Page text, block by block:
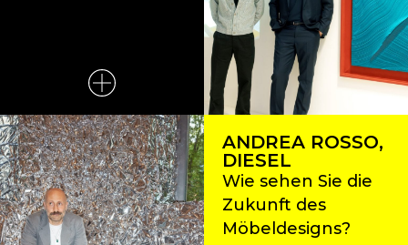
ANDREA ROSSO,
DIESEL
Wie sehen Sie die
Zukunft des
Möbeldesigns?